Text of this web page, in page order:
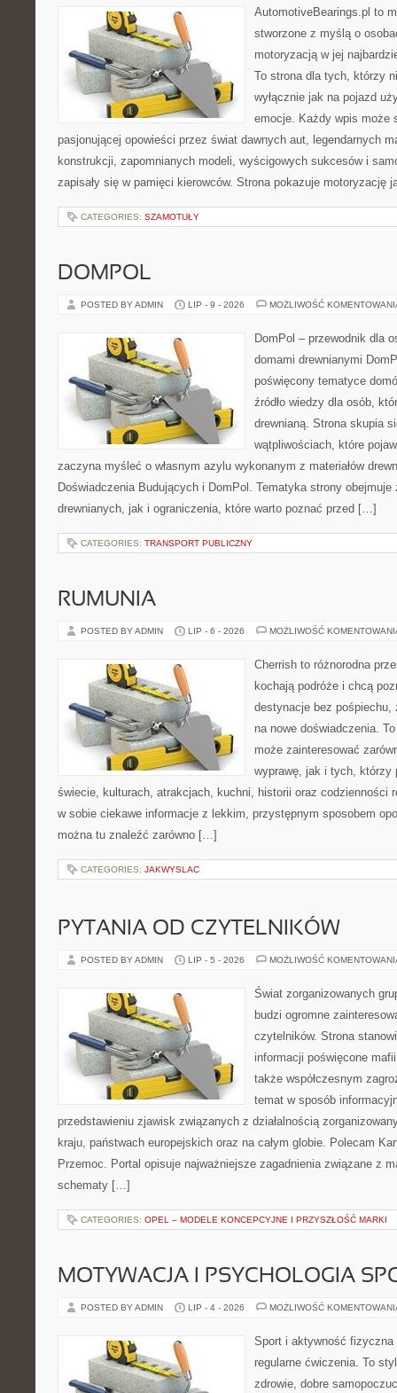
AutomotiveBearings.pl to
stworzone z myślą o
motoryzacją w jej
To strona dla tych, którzy
wyłącznie jak na pojazd
emocje. Każdy wpis może
pasjonującej opowieści przez świat dawnych aut, legendarnych
konstrukcji, zapomnianych modeli, wyścigowych sukcesów i
zapisały się w pamięci kierowców. Strona pokazuje motoryzację
CATEGORIES: SZAMOTUŁY
DOMPOL
POSTED BY ADMIN LIP - 9 - 2026 MOŻLIWOŚĆ
DomPol – przewodnik dla
domami drewnianymi
poświęcony tematyce
źródło wiedzy dla osób,
drewnianą. Strona skupia
wątpliwościach, które
zaczyna myśleć o własnym azylu wykonanym z materiałów
Doświadczenia Budujących i DomPol. Tematyka strony
drewnianych, jak i ograniczenia, które warto poznać przed […]
CATEGORIES: TRANSPORT PUBLICZNY
RUMUNIA
POSTED BY ADMIN LIP - 6 - 2026 MOŻLIWOŚĆ
Cherrish to różnorodna
kochają podróże i chcą
destynacje bez
na nowe doświadczenia.
może zainteresować
wyprawę, jak i tych, którzy
świecie, kulturach, atrakcjach, kuchni, historii oraz codzienności
w sobie ciekawe informacje z lekkim, przystępnym sposobem
można tu znaleźć zarówno […]
CATEGORIES: JAKWYSLAC
PYTANIA OD CZYTELNIKÓW
POSTED BY ADMIN LIP - 5 - 2026 MOŻLIWOŚĆ
Świat zorganizowanych
budzi ogromne
czytelników. Strona
informacji poświęcone
także współczesnym
temat w sposób
przedstawieniu zjawisk związanych z działalnością
kraju, państwach europejskich oraz na całym globie. Polecam
Przemoc. Portal opisuje najważniejsze zagadnienia związane z
schematy […]
CATEGORIES: OPEL – MODELE KONCEPCYJNE I PRZYSZŁOŚĆ MARKI
MOTYWACJA I PSYCHOLOGIA
POSTED BY ADMIN LIP - 4 - 2026 MOŻLIWOŚĆ
Sport i aktywność
regularne ćwiczenia. To
zdrowie, dobre